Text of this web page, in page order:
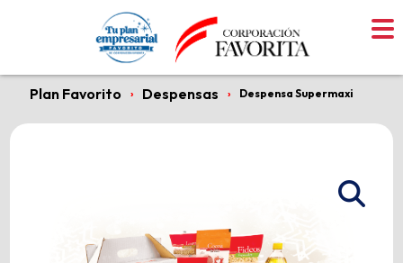
Plan Favorito › Despensas › Despensa Supermaxi